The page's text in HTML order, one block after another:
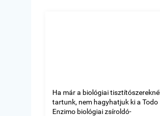
Ha már a biológiai tisztítószereknél
tartunk, nem hagyhatjuk ki a Todo
Enzimo biológiai zsíroldó-